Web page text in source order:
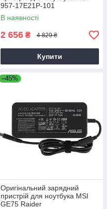
957-17E21P-101
В наявності
2 656 ₴ 4 829 ₴
Купити
–45%
Оригінальний зарядний
пристрій для ноутбука MSI
GE75 Raider